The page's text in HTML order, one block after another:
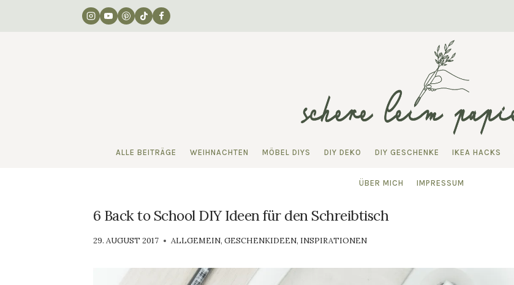
ALLE BEITRÄGE WEIHNACHTEN MÖBEL DIYS DIY DEKO DIY GESCHENKE IKEA HACKS
ÜBER MICH IMPRESSUM
6 Back to School DIY Ideen für den Schreibtisch
VON
29. AUGUST 2017 ALLGEMEIN, GESCHENKIDEEN, INSPIRATIONEN